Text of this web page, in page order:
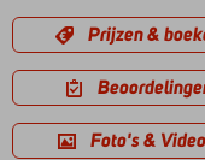
Prijzen &
Foto's &